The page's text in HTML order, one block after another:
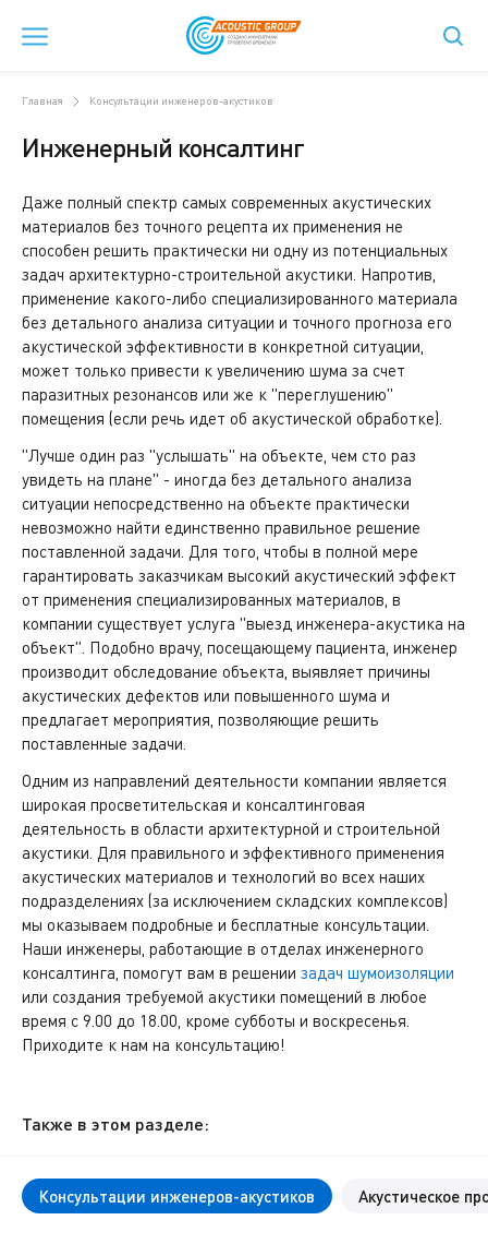
Главная Консультации инженеров-акустиков
Инженерный консалтинг
Даже полный спектр самых современных акустических
материалов без точного рецепта их применения не
способен решить практически ни одну из потенциальных
задач архитектурно-строительной акустики. Напротив,
применение какого-либо специализированного материала
без детального анализа ситуации и точного прогноза его
акустической эффективности в конкретной ситуации,
может только привести к увеличению шума за счет
паразитных резонансов или же к "переглушению"
помещения (если речь идет об акустической обработке).
"Лучше один раз "услышать" на объекте, чем сто раз
увидеть на плане" - иногда без детального анализа
ситуации непосредственно на объекте практически
невозможно найти единственно правильное решение
поставленной задачи. Для того, чтобы в полной мере
гарантировать заказчикам высокий акустический эффект
от применения специализированных материалов, в
компании существует услуга "выезд инженера-акустика на
объект". Подобно врачу, посещающему пациента, инженер
производит обследование объекта, выявляет причины
акустических дефектов или повышенного шума и
предлагает мероприятия, позволяющие решить
поставленные задачи.
Одним из направлений деятельности компании является
широкая просветительская и консалтинговая
деятельность в области архитектурной и строительной
акустики. Для правильного и эффективного применения
акустических материалов и технологий во всех наших
подразделениях (за исключением складских комплексов)
мы оказываем подробные и бесплатные консультации.
Наши инженеры, работающие в отделах инженерного
консалтинга, помогут вам в решении задач шумоизоляции
или создания требуемой акустики помещений в любое
время с 9.00 до 18.00, кроме субботы и воскресенья.
Приходите к нам на консультацию!
Также в этом разделе:
Консультации инженеров-акустиков Акустическое